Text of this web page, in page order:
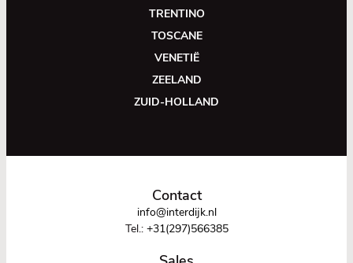
TRENTINO
TOSCANE
VENETIË
ZEELAND
ZUID-HOLLAND
Contact
info@interdijk.nl
Tel.: +31(297)566385